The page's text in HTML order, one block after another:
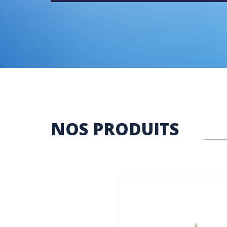
NOS PRODUITS